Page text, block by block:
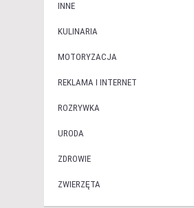
INNE
KULINARIA
MOTORYZACJA
REKLAMA I INTERNET
ROZRYWKA
URODA
ZDROWIE
ZWIERZĘTA